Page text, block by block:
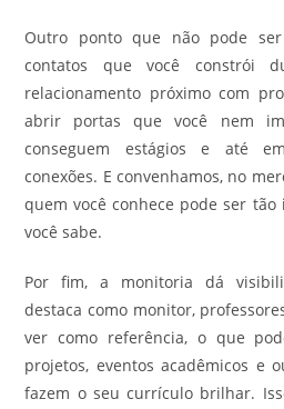
Outro ponto que não pode
contatos que você constrói
relacionamento próximo com
abrir portas que você nem
conseguem estágios e até
conexões. E convenhamos, no
quem você conhece pode ser
você sabe.
Por fim, a monitoria dá
destaca como monitor,
ver como referência, o que
projetos, eventos acadêmicos e
fazem o seu currículo brilhar.